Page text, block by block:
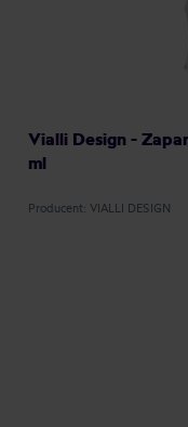
Vialli Design -
ml
Producent: VIALLI DESIGN